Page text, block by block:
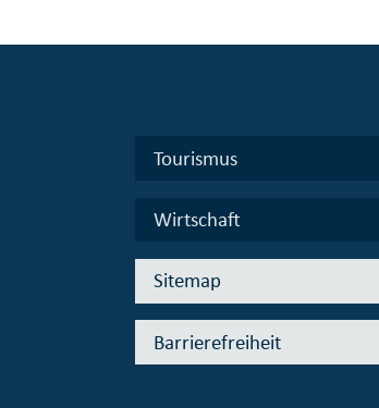
Tourismus
Wirtschaft
Sitemap
Barrierefreiheit